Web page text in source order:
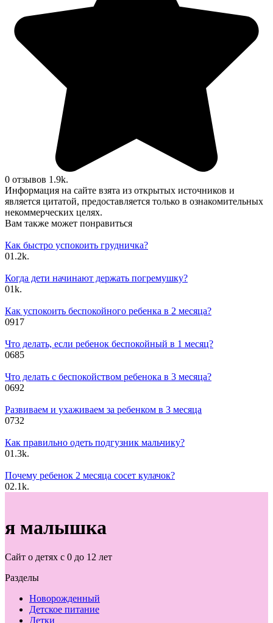
0 отзывов 1.9k.
Информация на сайте взята из открытых источников и
является цитатой, предоставляется только в ознакомительных
некоммерческих целях.
Вам также может понравиться
Как быстро успокоить грудничка?
01.2k.
Когда дети начинают держать погремушку?
01k.
Как успокоить беспокойного ребенка в 2 месяца?
0917
Что делать, если ребенок беспокойный в 1 месяц?
0685
Что делать с беспокойством ребенока в 3 месяца?
0692
Развиваем и ухаживаем за ребенком в 3 месяца
0732
Как правильно одеть подгузник мальчику?
01.3k.
Почему ребенок 2 месяца сосет кулачок?
02.1k.
я малышка
Сайт о детях с 0 до 12 лет
Разделы
Новорожденный
Детское питание
Детки